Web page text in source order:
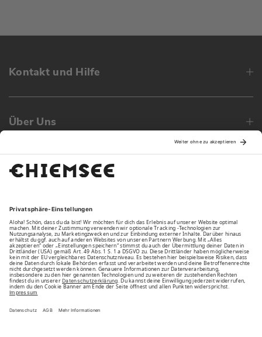
Kontakt und Hilfe
Über Uns
Family
Unsere Vorteile
Unsere Partner